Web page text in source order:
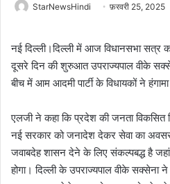
StarNewsHindi फ़रवरी 25, 2025
नई दिल्ली।दिल्ली में आज विधानसभा सत्र
दूसरे दिन की शुरुआत उपराज्यपाल वीके
बीच में आम आदमी पार्टी के विधायकों ने हंगामा
एलजी ने कहा कि प्रदेश की जनता विकसित
नई सरकार को जनादेश देकर सेवा का अवसर
जवाबदेह शासन देने के लिए संकल्पबद्ध है
होगा। दिल्ली के उपराज्यपाल वीके सक्सेना ने